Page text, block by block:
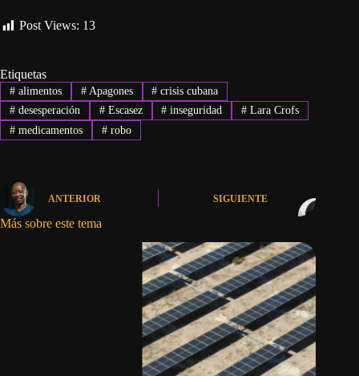
Post Views: 13
Etiquetas
#alimentos #Apagones # crisis cubana
#desesperación #Escasez # inseguridad # Lara Crofs
#medicamentos #robo
ANTERIOR SIGUIENTE
Más sobre este tema